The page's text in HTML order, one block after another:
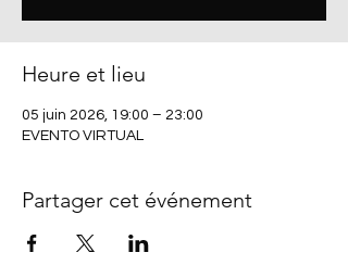
Heure et lieu
05 juin 2026, 19:00 – 23:00
EVENTO VIRTUAL
Partager cet événement